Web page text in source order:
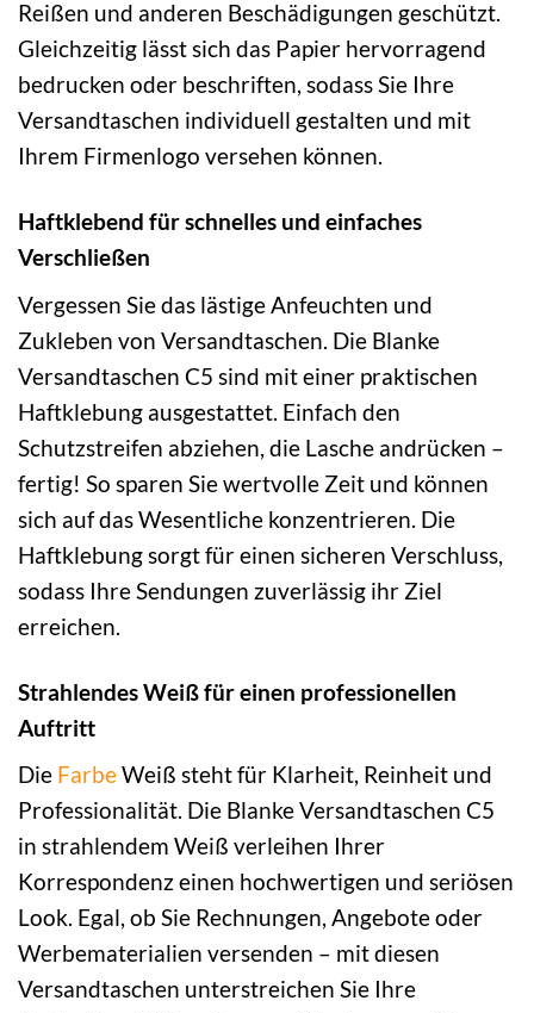
Reißen und anderen Beschädigungen geschützt.
Gleichzeitig lässt sich das Papier hervorragend
bedrucken oder beschriften, sodass Sie Ihre
Versandtaschen individuell gestalten und mit
Ihrem Firmenlogo versehen können.
Haftklebend für schnelles und einfaches
Verschließen
Vergessen Sie das lästige Anfeuchten und
Zukleben von Versandtaschen. Die Blanke
Versandtaschen C5 sind mit einer praktischen
Haftklebung ausgestattet. Einfach den
Schutzstreifen abziehen, die Lasche andrücken –
fertig! So sparen Sie wertvolle Zeit und können
sich auf das Wesentliche konzentrieren. Die
Haftklebung sorgt für einen sicheren Verschluss,
sodass Ihre Sendungen zuverlässig ihr Ziel
erreichen.
Strahlendes Weiß für einen professionellen
Auftritt
Die FarbeWeiß steht für Klarheit, Reinheit und
Professionalität. Die Blanke Versandtaschen C5
in strahlendem Weiß verleihen Ihrer
Korrespondenz einen hochwertigen und seriösen
Look. Egal, ob Sie Rechnungen, Angebote oder
Werbematerialien versenden – mit diesen
Versandtaschen unterstreichen Sie Ihre